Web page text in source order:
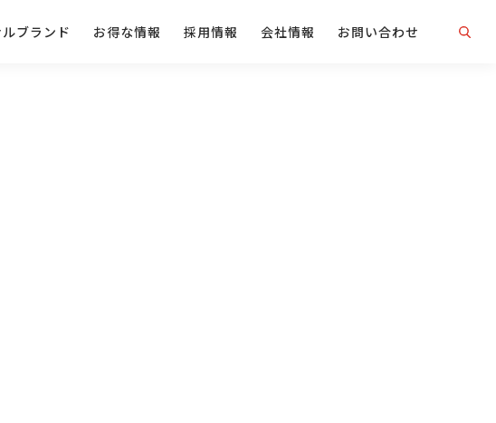
ブランド お得な情報 採用情報 会社情報 お問い合わせ